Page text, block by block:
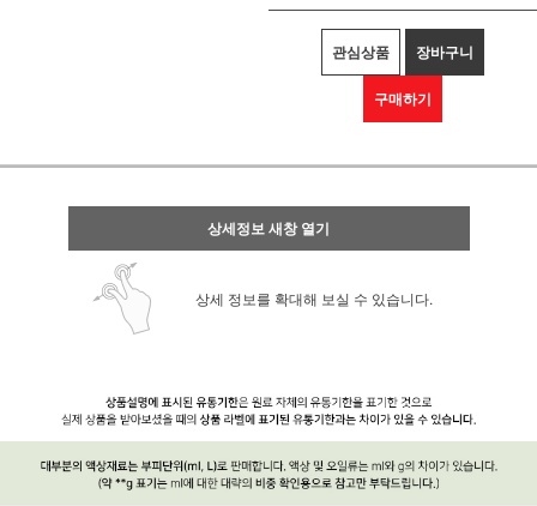
관심상품 장바구니
구매하기
상세정보 새창 열기
상세 정보를 확대해 보실 수 있습니다.